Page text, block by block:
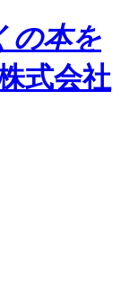
の本を
式会社